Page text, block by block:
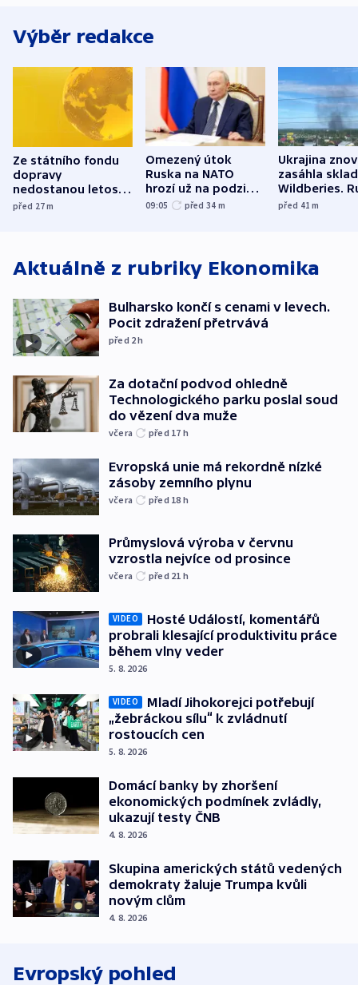
Výběr redakce
Ze státního fondu
dopravy
nedostanou letos
kraje na silnice ani
před 27m
Omezený útok
Ruska na NATO
hrozí už na podzim,
varují tajné služby
09:05 před 34 m
Ukrajina
zasáhla
Wildberies.
útočili v
před 41m
Aktuálně z rubriky Ekonomika
Bulharsko končí s cenami v levech.
Pocit zdražení přetrvává
před 2h
Za dotační podvod ohledně
Technologického parku poslal soud
do vězení dva muže
včera před 17 h
Evropská unie má rekordně nízké
zásoby zemního plynu
včera před 18 h
Průmyslová výroba v červnu
vzrostla nejvíce od prosince
včera před 21 h
VIDEO
Hosté Událostí, komentářů
probrali klesající produktivitu práce
během vlny veder
5. 8. 2026
VIDEO
Mladí Jihokorejci potřebují
„žebráckou sílu“ k zvládnutí
rostoucích cen
5. 8. 2026
Domácí banky by zhoršení
ekonomických podmínek zvládly,
ukazují testy ČNB
4. 8. 2026
Skupina amerických států vedených
demokraty žaluje Trumpa kvůli
novým clům
4. 8. 2026
Evropský pohled